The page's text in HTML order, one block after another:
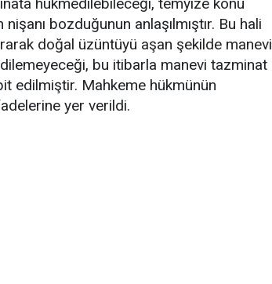
bozduğunun anlaşılmıştır. Bu hali
doğal üzüntüyü aşan şekilde manevi
bu itibarla manevi tazminat
edilmiştir. Mahkeme hükmünün
yer verildi.